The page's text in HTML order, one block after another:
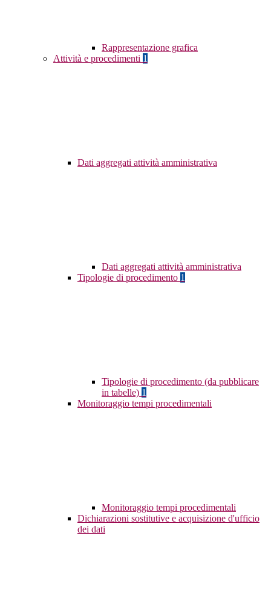
Rappresentazione grafica
Attività e procedimenti 1
Dati aggregati attività amministrativa
Dati aggregati attività amministrativa
Tipologie di procedimento 1
Tipologie di procedimento (da pubblicare
in tabelle) 1
Monitoraggio tempi procedimentali
Monitoraggio tempi procedimentali
Dichiarazioni sostitutive e acquisizione d'ufficio
dei dati